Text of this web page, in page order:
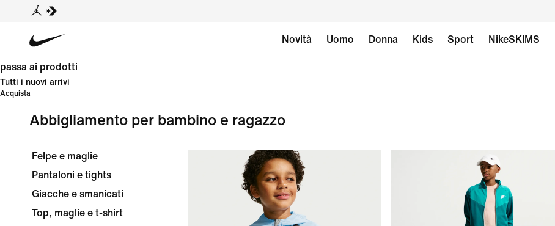
Novità Uomo Donna Kids Sport NikeSKIMS
passa ai prodotti
Tutti i nuovi arrivi
Acquista
Abbigliamento per bambino e ragazzo
Felpe e maglie
Pantaloni e tights
Giacche e smanicati
Top, maglie e t-shirt